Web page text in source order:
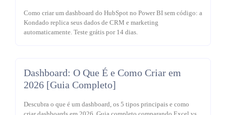
Como criar um dashboard do HubSpot no Power BI sem código: a
Kondado replica seus dados de CRM e marketing
automaticamente. Teste grátis por 14 dias.
Dashboard: O Que É e Como Criar em
2026 [Guia Completo]
Descubra o que é um dashboard, os 5 tipos principais e como